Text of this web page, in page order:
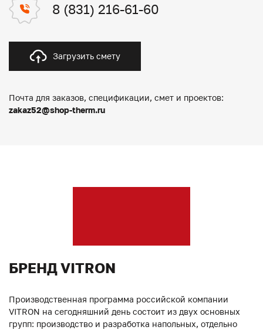
8 (831) 216-61-60
Загрузить смету
Почта для заказов, спецификации, смет и проектов:
zakaz52@shop-therm.ru
БРЕНД VITRON
Производственная программа российской компании
VITRON на сегодняшний день состоит из двух основных
групп: производство и разработка напольных, отдельно